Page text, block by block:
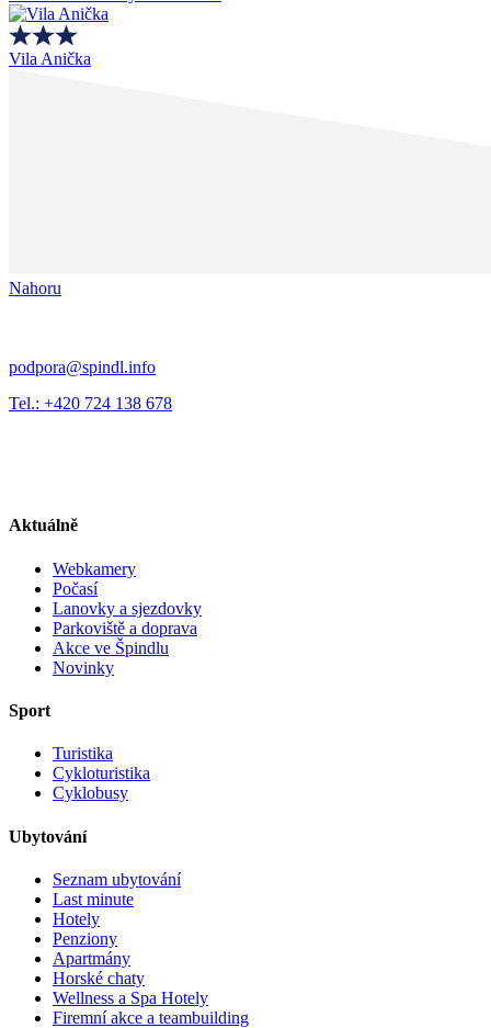
Vila Anička
Nahoru
podpora@spindl.info
Tel.: +420 724 138 678
Aktuálně
Webkamery
Počasí
Lanovky a sjezdovky
Parkoviště a doprava
Akce ve Špindlu
Novinky
Sport
Turistika
Cykloturistika
Cyklobusy
Ubytování
Seznam ubytování
Last minute
Hotely
Penziony
Apartmány
Horské chaty
Wellness a Spa Hotely
Firemní akce a teambuilding